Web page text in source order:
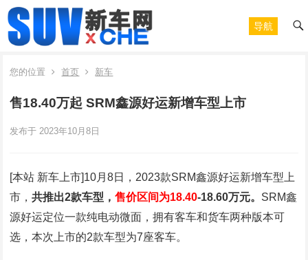
导航
您的位置 首页 新车
售18.40万起 SRM鑫源好运新增车型上市
发布于 2023年10月8日
[本站 新车上市]10月8日，2023款SRM鑫源好运新增车型上
市，共推出2款车型，售价区间为18.40-18.60万元。 SRM鑫
源好运定位一款纯电动微面，拥有客车和货车两种版本可
选，本次上市的2款车型为7座客车。